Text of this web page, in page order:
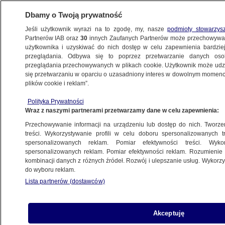
METEO
ŚWIAT
Wielka akcja sprzątania
Anna Bruszewska
16.06.2026, 20:47
Udostępnij
Dbamy o Twoją prywatność
Jeśli użytkownik wyrazi na to zgodę, my, naszepodmioty
Partnerów IAB oraz30 innych Zaufanych Partnerów może
użytkownika i uzyskiwać do nich dostęp w celu zapewnienia
przeglądania. Odbywa się to poprzez przetwarzanie danych
przeglądania przechowywanych w plikach cookie. Użytkownik może
się przetwarzaniu w oparciu o uzasadniony interes w dowolnym
plików cookie i reklam”.
Polityka Prywatności
Wraz z naszymi partnerami przetwarzamy dane w celu zapewnienia:
Przechowywanie informacji na urządzeniu lub dostęp do nich.
treści. Wykorzystywanie profili w celu doboru spersonalizowanych
spersonalizowanych reklam. Pomiar efektywności treści.
spersonalizowanych reklam. Pomiar efektywności reklam.
kombinacji danych z różnych źródeł. Rozwój i ulepszanie usług.
do wyboru reklam.
Lista partnerów (dostawców)
Akceptuję